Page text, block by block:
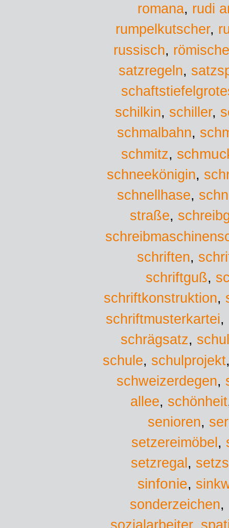
romana, rudi
rumpelkutscher,
russisch,
satzregeln,
schilkin, schiller,
schmalbahn,
schmitz,
schneekönigin,
schnellhase,
straße,
schriften,
schriftguß,
schriftkonstruktion,
schriftmusterkartei,
schrägsatz,
schule, schulprojekt
schweizerdegen,
allee, schönheit
senioren,
setzereimöbel ,
setzregal ,
sinfonie,
sonderzeichen,
sozialarbeiter,